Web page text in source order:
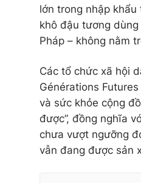
lớn trong nhập
khô đậu tương
Pháp – không nằm
Các tổ chức xã hội
Générations
và sức khỏe cộng
được”, đồng nghĩa
chưa vượt ngưỡng
vẫn đang được sản